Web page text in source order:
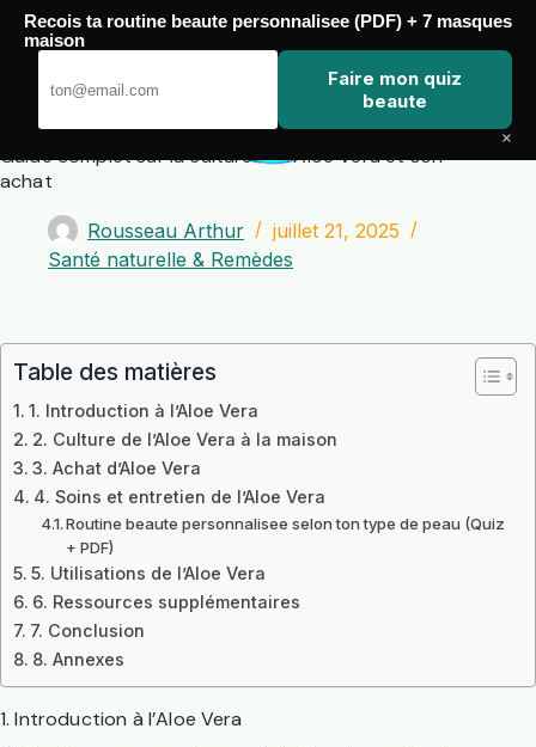
Passer
contenu
Guide complet sur la culture de l’Aloe Vera et son
achat
Rousseau Arthur
juillet 21, 2025
Santé naturelle & Remèdes
Table des matières
1. Introduction à l’Aloe Vera
2. Culture de l’Aloe Vera à la maison
3. Achat d’Aloe Vera
4. Soins et entretien de l’Aloe Vera
Routine beaute personnalisee selon ton type de peau (Quiz
+ PDF)
5. Utilisations de l’Aloe Vera
6. Ressources supplémentaires
7. Conclusion
8. Annexes
1. Introduction à l’Aloe Vera
Recois ta routine beaute personnalisee (PDF) + 7 masques
maison
Faire mon quiz
beaute
×